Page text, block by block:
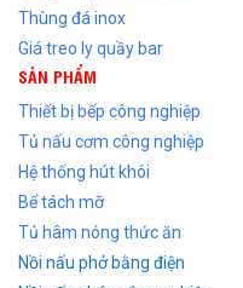
Thùng đá inox
Giá treo ly quầy bar
SẢN PHẨM
Thiết bị bếp công nghiệp
Tủ nấu cơm công nghiệp
Hệ thống hút khói
Bể tách mỡ
Tủ hâm nóng thức ăn
Nồi nấu phở bằng điện